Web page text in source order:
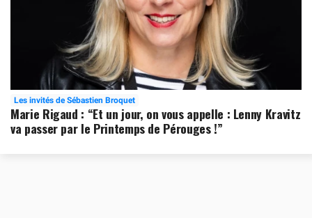
Les invités de Sébastien Broquet
Marie Rigaud : “Et un jour, on vous appelle : Lenny Kravitz
va passer par le Printemps de Pérouges !”